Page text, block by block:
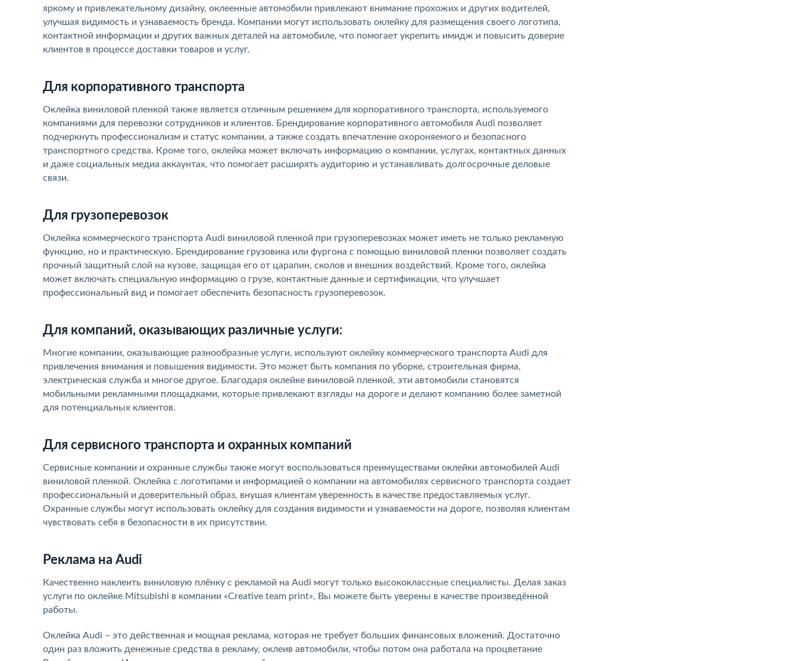
яркому и привлекательному дизайну, оклеенные автомобили привлекают внимание прохожих и других водителей,
улучшая видимость и узнаваемость бренда. Компании могут использовать оклейку для размещения своего логотипа,
контактной информации и других важных деталей на автомобиле, что помогает укрепить имидж и повысить доверие
клиентов в процессе доставки товаров и услуг.
Для корпоративного транспорта
Оклейка виниловой пленкой также является отличным решением для корпоративного транспорта, используемого
компаниями для перевозки сотрудников и клиентов. Брендирование корпоративного автомобиля Audi позволяет
подчеркнуть профессионализм и статус компании, а также создать впечатление охороняемого и безопасного
транспортного средства. Кроме того, оклейка может включать информацию о компании, услугах, контактных данных
и даже социальных медиа аккаунтах, что помогает расширять аудиторию и устанавливать долгосрочные деловые
связи.
Для грузоперевозок
Оклейка коммерческого транспорта Audi виниловой пленкой при грузоперевозках может иметь не только рекламную
функцию, но и практическую. Брендирование грузовика или фургона с помощью виниловой пленки позволяет создать
прочный защитный слой на кузове, защищая его от царапин, сколов и внешних воздействий. Кроме того, оклейка
может включать специальную информацию о грузе, контактные данные и сертификации, что улучшает
профессиональный вид и помогает обеспечить безопасность грузоперевозок.
Для компаний, оказывающих различные услуги:
Многие компании, оказывающие разнообразные услуги, используют оклейку коммерческого транспорта Audi для
привлечения внимания и повышения видимости. Это может быть компания по уборке, строительная фирма,
электрическая служба и многое другое. Благодаря оклейке виниловой пленкой, эти автомобили становятся
мобильными рекламными площадками, которые привлекают взгляды на дороге и делают компанию более заметной
для потенциальных клиентов.
Для сервисного транспорта и охранных компаний
Сервисные компании и охранные службы также могут воспользоваться преимуществами оклейки автомобилей Audi
виниловой пленкой. Оклейка с логотипами и информацией о компании на автомобилях сервисного транспорта создает
профессиональный и доверительный образ, внушая клиентам уверенность в качестве предоставляемых услуг.
Охранные службы могут использовать оклейку для создания видимости и узнаваемости на дороге, позволяя клиентам
чувствовать себя в безопасности в их присутствии.
Реклама на Audi
Качественно наклеить виниловую плёнку с рекламой на Audi могут только высококлассные специалисты. Делая заказ
услуги по оклейке Mitsubishi в компании «Creative team print», Вы можете быть уверены в качестве произведённой
работы.
Оклейка Audi – это действенная и мощная реклама, которая не требует больших финансовых вложений. Достаточно
один раз вложить денежные средства в рекламу, оклеив автомобили, чтобы потом она работала на процветание